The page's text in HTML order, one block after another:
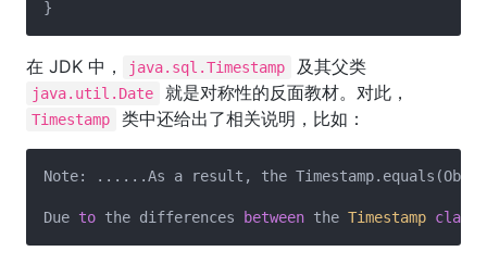
在 JDK 中， java.sql.Timestamp 及其父类
java.util.Date 就是对称性的反面教材。对此，
Timestamp 类中还给出了相关说明，比如：
Note: ......As a result, the
Due to the differences between the Timestamp class